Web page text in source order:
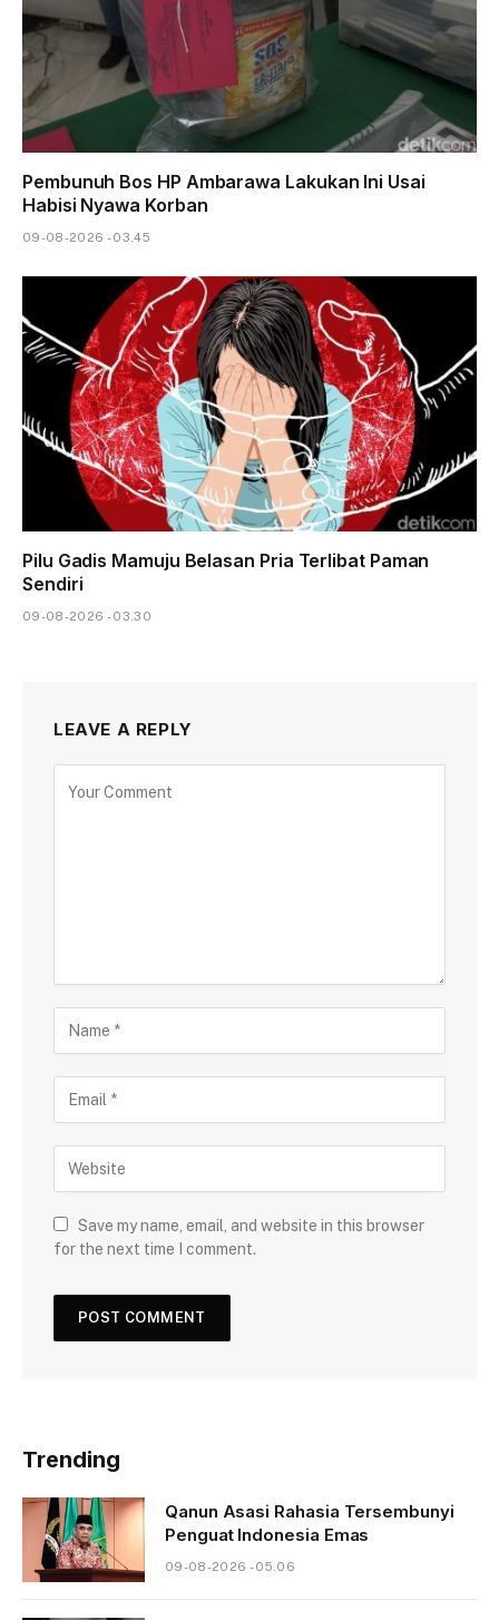
Pembunuh Bos HP Ambarawa Lakukan Ini Usai
Habisi Nyawa Korban
09-08-2026 - 03.45
Pilu Gadis Mamuju Belasan Pria Terlibat Paman
Sendiri
09-08-2026 - 03.30
LEAVE A REPLY
Save my name, email, and website in this browser
for the next time I comment.
Trending
Qanun Asasi Rahasia Tersembunyi
Penguat Indonesia Emas
09-08-2026 - 05.06